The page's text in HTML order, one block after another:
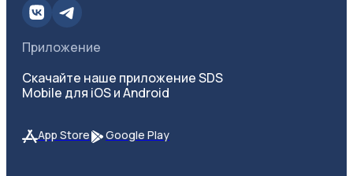
Приложение
Скачайте наше приложение SDS
Mobile для iOS и Android
App Store Google Play